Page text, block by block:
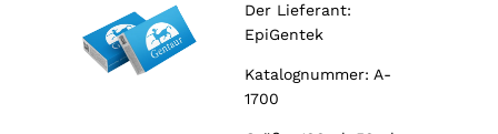
Der Lieferant:
EpiGentek
Katalognummer: A-
1700